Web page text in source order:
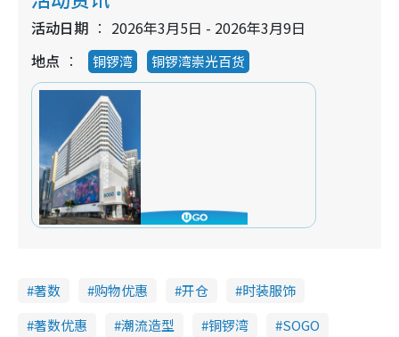
活动日期
2026年3月5日 - 2026年3月9日
地点
铜锣湾 铜锣湾崇光百货
著数 购物优惠 开仓
时装服饰
著数优惠
潮流造型 铜锣湾 SOGO